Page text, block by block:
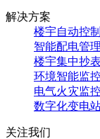
解决方案
楼宇自动控制
智能配电管理
楼宇集中抄表
环境智能监
电气火灾监
数字化变电
关注我们